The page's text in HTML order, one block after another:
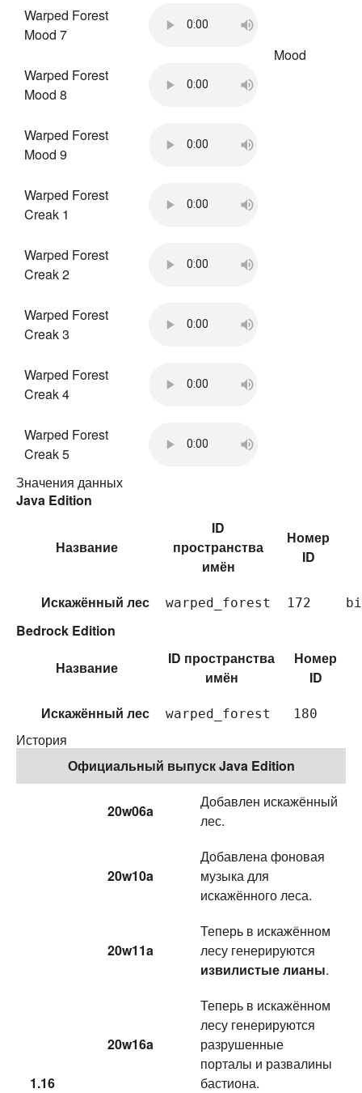
Mood
Warped Forest
Mood 7
Warped Forest
Mood 8
Warped Forest
Mood 9
Warped Forest
Creak 1
Warped Forest
Creak 2
Warped Forest
Creak 3
Warped Forest
Creak 4
Warped Forest
Creak 5
Значения данных
Java Edition
Название
ID
пространства
имён
Номер
ID
Искажённый лес warped_forest 172
Bedrock Edition
Название
ID пространства
имён
Номер
ID
Искажённый лес
warped_forest 180
История
Официальный выпуск Java Edition
1.16
20w06a
Добавлен искажённый
лес.
20w10a
Добавлена фоновая
музыка для
искажённого леса.
20w11a
Теперь в искажённом
лесу генерируются
извилистые лианы.
20w16a
Теперь в искажённом
лесу генерируются
разрушенные
порталы и развалины
бастиона.